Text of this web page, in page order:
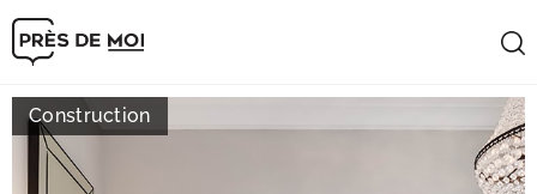
Construction